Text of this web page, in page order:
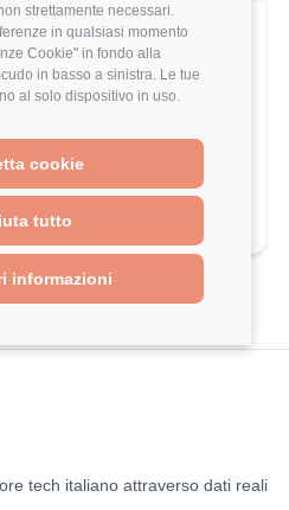
strettamente necessari.
in qualsiasi momento
Cookie" in fondo alla
in basso a sinistra. Le tue
al solo dispositivo in uso.
cookie
tutto
informazioni
tech italiano attraverso dati reali